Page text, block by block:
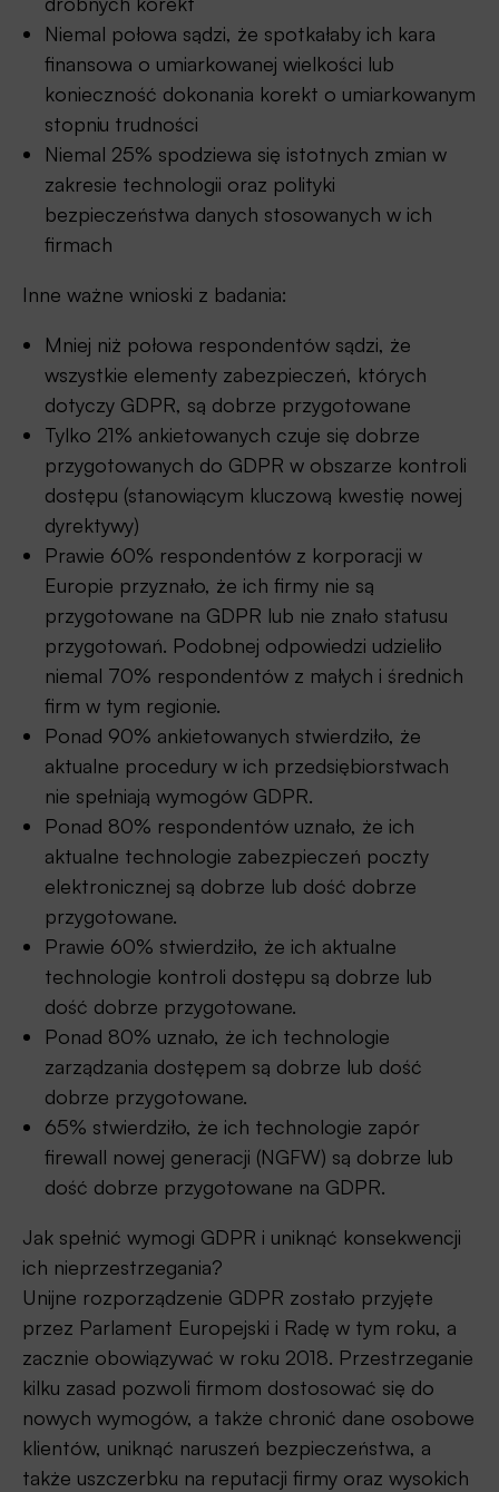
Niemal połowa sądzi, że spotkałaby ich kara
finansowa o umiarkowanej wielkości lub
konieczność dokonania korekt o umiarkowanym
stopniu trudności
Niemal 25% spodziewa się istotnych zmian w
zakresie technologii oraz polityki
bezpieczeństwa danych stosowanych w ich
firmach
Inne ważne wnioski z badania:
Mniej niż połowa respondentów sądzi, że
wszystkie elementy zabezpieczeń, których
dotyczy GDPR, są dobrze przygotowane
Tylko 21% ankietowanych czuje się dobrze
przygotowanych do GDPR w obszarze kontroli
dostępu (stanowiącym kluczową kwestię nowej
dyrektywy)
Prawie 60% respondentów z korporacji w
Europie przyznało, że ich firmy nie są
przygotowane na GDPR lub nie znało statusu
przygotowań. Podobnej odpowiedzi udzieliło
niemal 70% respondentów z małych i średnich
firm w tym regionie.
Ponad 90% ankietowanych stwierdziło, że
aktualne procedury w ich przedsiębiorstwach
nie spełniają wymogów GDPR.
Ponad 80% respondentów uznało, że ich
aktualne technologie zabezpieczeń poczty
elektronicznej są dobrze lub dość dobrze
przygotowane.
Prawie 60% stwierdziło, że ich aktualne
technologie kontroli dostępu są dobrze lub
dość dobrze przygotowane.
Ponad 80% uznało, że ich technologie
zarządzania dostępem są dobrze lub dość
dobrze przygotowane.
65% stwierdziło, że ich technologie zapór
firewall nowej generacji (NGFW) są dobrze lub
dość dobrze przygotowane na GDPR.
Jak spełnić wymogi GDPR i uniknąć konsekwencji
ich nieprzestrzegania?
Unijne rozporządzenie GDPR zostało przyjęte
przez Parlament Europejski i Radę w tym roku, a
zacznie obowiązywać w roku 2018. Przestrzeganie
kilku zasad pozwoli firmom dostosować się do
nowych wymogów, a także chronić dane osobowe
klientów, uniknąć naruszeń bezpieczeństwa, a
także uszczerbku na reputacji firmy oraz wysokich